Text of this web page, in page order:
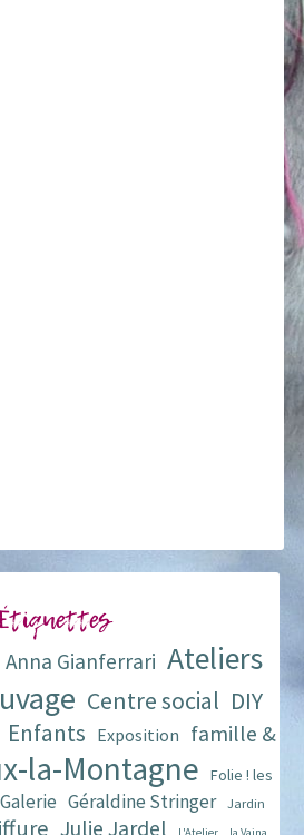
Étiquettes
Anna Gianferrari Ateliers
Centre social DIY
Enfants Exposition famille &
la-Montagne
Folie ! les
Galerie Géraldine Stringer
Jardin
Julie Jardel L'Atelier la Vaina